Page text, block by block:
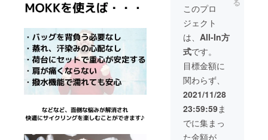
※海外輸
トラブ
ルや通
関時の
イレ
ギュ
ラー等
で、お
届け時
れる場
合があ
りま
ざいま
す。ご
了承く
ださ
い。 ※
ご注文
状況、
使用部
材の供
給状
況、製
造工程
上の都
合等に
円］ ※
一般販
売予定
価格か
ら
30％OF
F ※リ
ターン
価格は
税込・
送料無
料にな
りま
す。 ※
このプロ
ジェクト
は、 All-In方
式です。
目標金額に
関わらず、
2021/11/28
23:59:59ま
でに集まっ
た金額が